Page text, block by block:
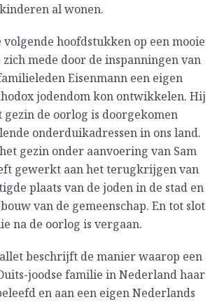
al wonen.
hoofdstukken op een mooie
mede door de inspanningen van
Eisenmann een eigen
jodendom kon ontwikkelen. Hij
de oorlog is doorgekomen
onderduikadressen in ons land.
gezin onder aanvoering van Sam
gewerkt aan het terugkrijgen van
plaats van de joden in de stad en
van de gemeenschap. En tot slot
na de oorlog is vergaan.
beschrijft de manier waarop een
joodse familie in Nederland haar
en aan een eigen Nederlands